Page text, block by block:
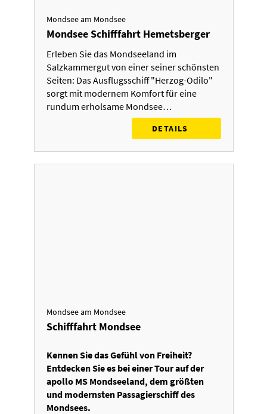
Mondsee am Mondsee
Mondsee Schifffahrt Hemetsberger
Erleben Sie das Mondseeland im
Salzkammergut von einer seiner schönsten
Seiten: Das Ausflugsschiff "Herzog-Odilo"
sorgt mit modernem Komfort für eine
rundum erholsame Mondsee…
DETAILS
Mondsee am Mondsee
Schifffahrt Mondsee
Kennen Sie das Gefühl von Freiheit?
Entdecken Sie es bei einer Tour auf der
apollo MS Mondseeland, dem größten
und modernsten Passagierschiff des
Mondsees.